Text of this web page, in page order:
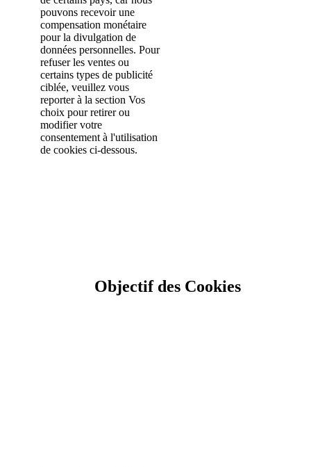
pouvons recevoir une
compensation monétaire
pour la divulgation de
données personnelles. Pour
refuser les ventes ou
certains types de publicité
ciblée, veuillez vous
reporter à la section Vos
choix pour retirer ou
modifier votre
consentement à l'utilisation
de cookies ci-dessous.
Objectif des Cookies